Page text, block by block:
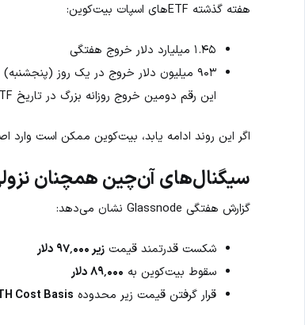
هفته گذشته ETFهای اسپات بیت‌کوین:
۱.۴۵ میلیارد دلار خروج هفتگی
۹۰۳ میلیون دلار خروج در یک روز (پنجشنبه)
این رقم دومین خروج روزانه بزرگ در تاریخ ETFهاست و بیشترین خروج از ۲۵ فوریه محسوب می‌شود.
اگر این روند ادامه یابد، بیت‌کوین ممکن است
سیگنال‌های آن‌چین همچنان
گزارش هفتگی Glassnode نشان می‌دهد:
شکست قدرتمند قیمتزیر ۹۷٬۰۰۰ دلار
سقوط بیت‌کوین به ۸۹٬۰۰۰ دلار
قرار گرفتن قیمت زیر محدوده Cost Basis